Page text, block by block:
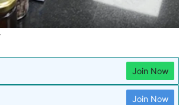
Join Now
Join Now